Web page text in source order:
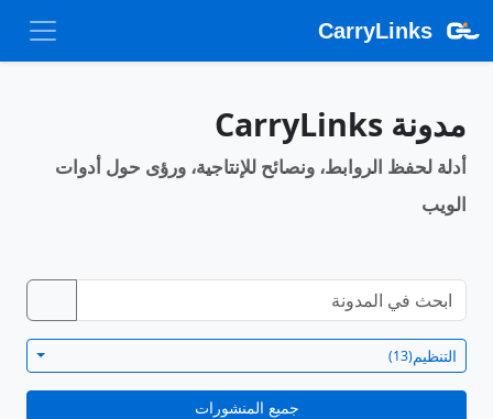
CarryLinks
مدونة CarryLinks
أدلة لحفظ الروابط، ونصائح للإنتاجية، ورؤى حول أدوات
الويب
التنظيم(13)
جميع المنشورات